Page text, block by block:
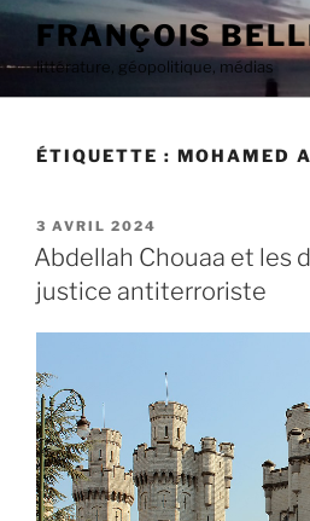
Aller
contenu
principal
FRANÇOIS
littérature, géopolitique, médias
ÉTIQUETTE : MOHAMED
PUBLIÉ
LE
3 AVRIL 2024
Abdellah Chouaa et les
justice antiterroriste